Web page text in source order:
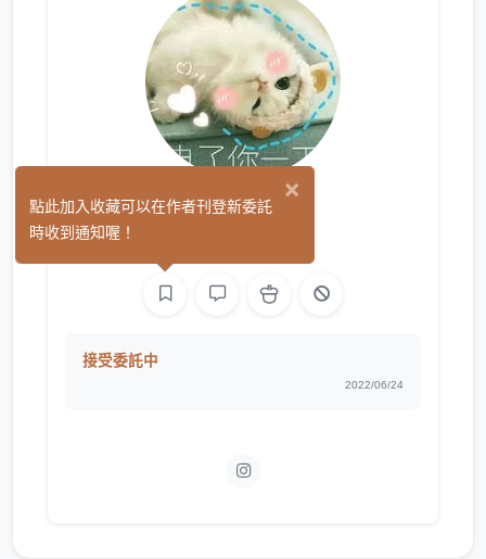
隨心 (0)
接受委託中
2022/06/24
×
點此加入收藏可以在作者刊登新委託
時收到通知喔！